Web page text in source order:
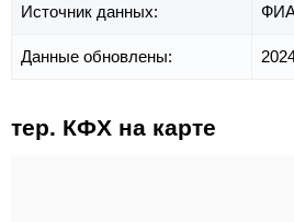
Источник данных:
Данные обновлены:
тер. КФХ на карте